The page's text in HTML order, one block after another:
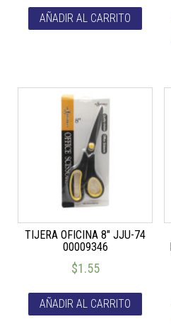
AÑADIR AL CARRITO
TIJERA OFICINA 8″ JJU-74
00009346
$1.55
AÑADIR AL CARRITO